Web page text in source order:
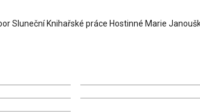
Sluneční Knihařské práce Hostinné Marie